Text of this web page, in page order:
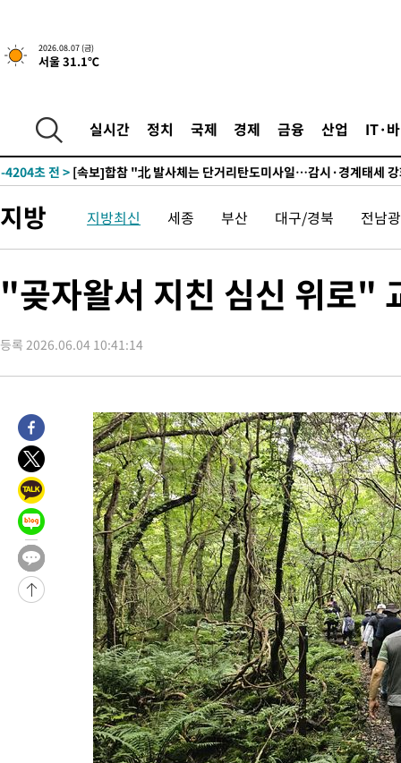
2026.08.07 (금)
서울 31.1℃
실시간 정치 국제 경제 금융 산업 IT·
-21694초 전 >'월드컵 탈락 후폭풍' 축구협회…11시간 걸린 초유의 압수수
합)
-21130초 전 >[속보] 뉴욕증시, 혼조 출발…나스닥 0.3%↓, 다우 0.14%↑
-18608초 전 >
경찰, '홍명보는 2순위' 결론냈던 스포츠윤리센터도 압수수색
-4204초 전 >
-3952초 전 > 日방위성, 北이 동해로 쏜 발사체는 탄도미사일 가능성
-1788초 전 >
[속보]합참 "북, 동해상으로 미상 발사체 발사"
-1184초 전 >'낮 최고 39도' 불볕더위…한밤 열대야도 계속[내일날씨]
-805초 전 >"韓 외환시장 개입 관측 배경엔 美의 대한국 무역적자 있어"
-472초 전 >서울 낮 37.9도, 올여름 최고치 경신…영등포 순간 '40도'
-34초 전 >[속보]종합특검, 대검 추가 압수수색…내란 중요임무종사 혐의
1시간 전 >
[속보]코스피, 301.88포인트(4.58%) 내린 6296.38 마감
1시간 전 >
[속보]원·달러 환율, 0.7원 내린 1423.8원 마감
1시간 전 >
"여기 떨어졌다"…다누리, 스페이스X 로켓 달 충돌 흔적 포착
2시간 전 >
손흥민, 5경기 연속골 실패…LAFC는 승부차기 끝 과달라하라 격파
4시간 전 >
내일까지 39도 '펄펄'…기상청 "태풍 지나며 폭염 잠시 꺾인다"
-21694초 전 >
'월드컵 탈락 후폭풍' 축구협회…11시간 걸린 초유의 압수수
-21130초 전 >
[속보] 뉴욕증시, 혼조 출발…나스닥 0.3%↓, 다우 0.14%↑
-19923초 전 >
축구협회, 15년 전 심판 성 접대 파문에 "현재는 내부 지침 준
경찰, '홍명보는 2순위' 결론냈던 스포츠윤리센터도 압수수색
[속보]합참 "北 발사체는 단거리탄도미사일…감시·경계태세
日방위성, 北이 동해로 쏜 발사체는 탄도미사일 가능성
[속보] SKT, 에이닷 서비스 장애 발생…"원인 파악 중"
[속보]합참 "북, 동해상으로 미상 발사체 발사"
'낮 최고 39도' 불볕더위…한밤 열대야도 계속[내일날씨]
지방 지방최신 세종 부산 대구/경북 전남
"곶자왈서 지친 심신 위로"
등록 2026.06.04 10:41:14